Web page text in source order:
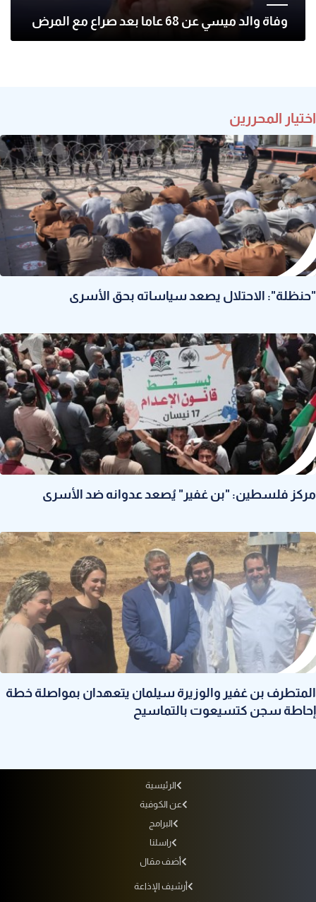
وفاة والد ميسي عن 68 عاما بعد صراع مع المرض
اختيار المحررين
"حنظلة": الاحتلال يصعد سياساته بحق الأسرى
مركز فلسطين: "بن غفير" يُصعد عدوانه ضد الأسرى
المتطرف بن غفير والوزيرة سيلمان يتعهدان بمواصلة خطة
إحاطة سجن كتسيعوت بالتماسيح
الرئيسية
عن الكوفية
البرامج
راسلنا
أضف مقال
أرشيف الإذاعة